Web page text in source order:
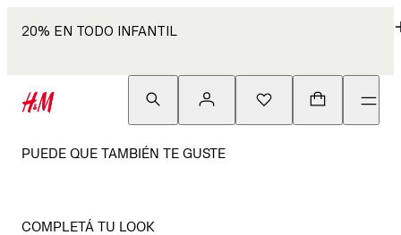
20% EN TODO INFANTIL
PUEDE QUE TAMBIÉN TE GUSTE
COMPLETÁ TU LOOK